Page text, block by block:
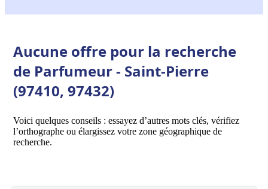
Aucune offre pour la recherche
de Parfumeur - Saint-Pierre
(97410, 97432)
Voici quelques conseils : essayez d’autres mots clés, vérifiez
l’orthographe ou élargissez votre zone géographique de
recherche.